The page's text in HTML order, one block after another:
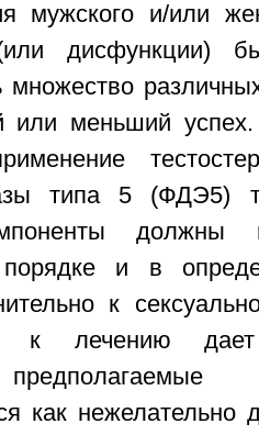
мужского и/или
(или дисфункции)
множество
или меньший
типа 5 (ФДЭ5)
должны
порядке и в
к
к лечению дает
как нежелательно